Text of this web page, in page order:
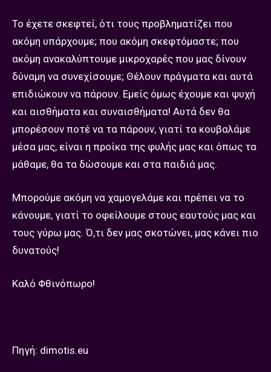
Το έχετε σκεφτεί, ότι τους προβληματίζει που
ακόμη υπάρχουμε; που ακόμη σκεφτόμαστε; που
ακόμη ανακαλύπτουμε μικροχαρές που μας δίνουν
δύναμη να συνεχίσουμε; Θέλουν πράγματα και αυτά
επιδιώκουν να πάρουν. Εμείς όμως έχουμε και ψυχή
και αισθήματα και συναισθήματα! Αυτά δεν θα
μπορέσουν ποτέ να τα πάρουν, γιατί τα κουβαλάμε
μέσα μας, είναι η προίκα της φυλής μας και όπως τα
μάθαμε, θα τα δώσουμε και στα παιδιά μας.
Μπορούμε ακόμη να χαμογελάμε και πρέπει να το
κάνουμε, γιατί το οφείλουμε στους εαυτούς μας και
τους γύρω μας. Ό,τι δεν μας σκοτώνει, μας κάνει πιο
δυνατούς!
Καλό Φθινόπωρο!
Πηγή: dimotis.eu